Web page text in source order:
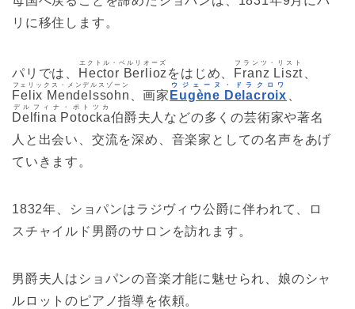
リに移住します。
パリでは、 Hector Berlioz
エクトル・ベルリオーズ
をはじめ、 Franz Liszt
フランツ・リスト
Felix Mendelssohn
フェリックス・メンデルスゾーン
、画家 Eugène Delacroix
ウジェーヌ・ドラクロワ
Delfina Potocka
デルフィナ・ポトツカ
伯爵夫人などの多くの芸術家や著名
人と出会い、交流を深め、音楽家としての名声をあげ
ていきます。
1832年、ショパンはラジヴィウ公爵に伴われて、ロ
スチャイルド男爵のサロンを訪れます。
男爵夫人はショパンの音楽才能に魅せられ、娘のシャ
ルロットのピアノ指導を依頼。